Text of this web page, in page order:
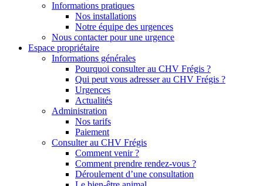
Informations pratiques
Nos installations
Notre équipe des urgences
Nous contacter pour une urgence
Espace propriétaire
Informations générales
Pourquoi consulter au CHV Frégis ?
Qui peut vous adresser au CHV Frégis ?
Urgences
Actualités
Administration
Nos tarifs
Paiement
Consulter au CHV Frégis
Comment venir ?
Comment prendre rendez-vous ?
Déroulement d’une consultation